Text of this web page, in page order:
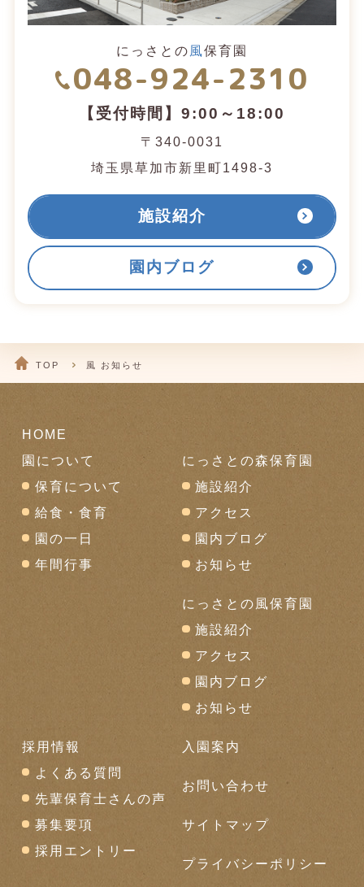
にっさとの 風保育園
048-924-2310
【受付時間】9:00～18:00
〒340-0031
埼玉県草加市新里町1498-3
施設紹介
園内ブログ
TOP 風 お知らせ
HOME
園について
保育について
給食・食育
園の一日
年間行事
にっさとの森保育園
施設紹介
アクセス
園内ブログ
お知らせ
にっさとの風保育園
施設紹介
アクセス
園内ブログ
お知らせ
採用情報
よくある質問
先輩保育士さんの声
募集要項
採用エントリー
入園案内
お問い合わせ
サイトマップ
プライバシーポリシー